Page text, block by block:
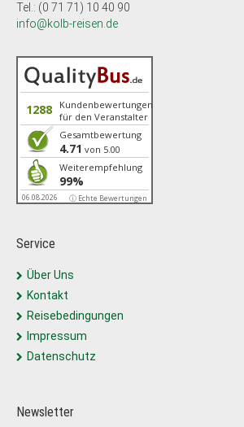
Tel.: (0 71 71) 10 40 90
info@kolb-reisen.de
1288
Kundenbewertungen
für den Veranstalter
Gesamtbewertung
4.71 von 5.00
Weiterempfehlung
99%
06.08.2026 ⓘ Echte Bewertungen
Service
Über Uns
Kontakt
Reisebedingungen
Impressum
Datenschutz
Newsletter